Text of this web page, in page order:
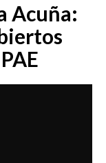
Acuña: